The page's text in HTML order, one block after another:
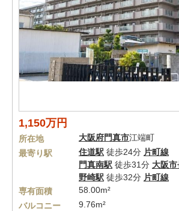
1,150万円
所在地 大阪府門真市江端町
最寄り駅
住道駅 徒歩24分 片町線
門真南駅 徒歩31分 大阪
野崎駅 徒歩32分 片町線
専有面積
58.00m²
バルコニー
9.76m²